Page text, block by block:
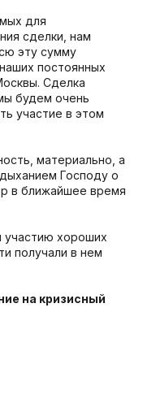
для
сделки, нам
эту сумму
постоянных
Сделка
будем очень
участие в этом
материально, а
Господу о
в ближайшее время
хороших
получали в нем
на кризисный